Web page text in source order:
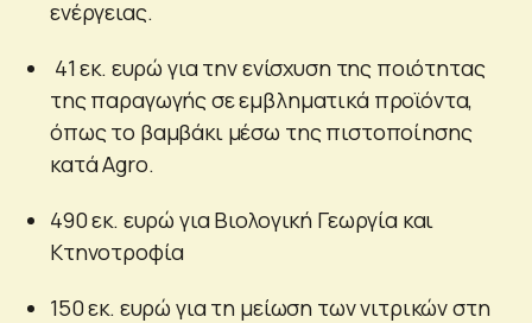
ενέργειας.
41 εκ. ευρώ για την ενίσχυση της ποιότητας
της παραγωγής σε εμβληματικά προϊόντα,
όπως το βαμβάκι μέσω της πιστοποίησης
κατά Agro.
490 εκ. ευρώ για Βιολογική Γεωργία και
Κτηνοτροφία
150 εκ. ευρώ για τη μείωση των νιτρικών στη